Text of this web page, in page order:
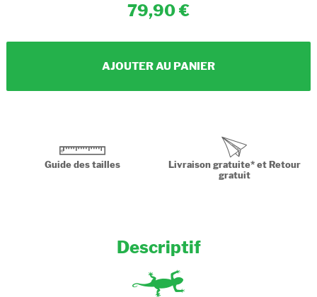
79,90
AJOUTER AU PANIER
Guide des tailles
Livraison gratuite* et Retour
gratuit
Descriptif